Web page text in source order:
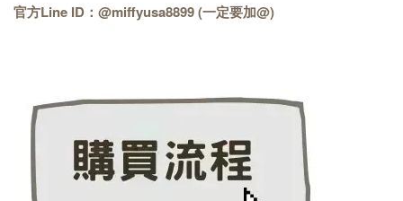
官方Line ID：@miffyusa8899 (一定要加@)